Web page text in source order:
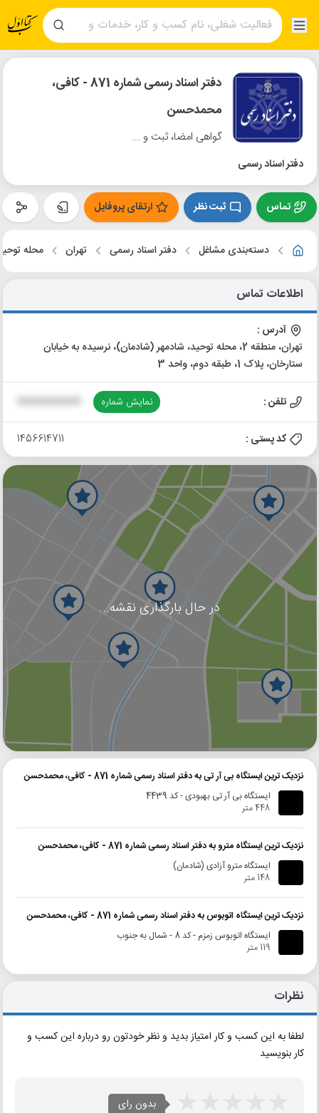
دفتر اسناد رسمی شماره 871 - کافی،
محمدحسن
گواهی امضا، ثبت و ...
دفتر اسناد رسمی
تماس ثبت نظر ارتقای پروفایل
دسته‌بندی مشاغل دفتر اسناد رسمی تهران محله
اطلاعات تماس
آدرس :
تهران، منطقه 2، محله توحید، شادمهر (شادمان)، نرسیده به خیابان
ستارخان، پلاک 1، طبقه دوم، واحد 3
تلفن : نمایش شماره
کد پستی : 1456614711
در حال بارگذاری نقشه...
گوگل
نزدیک ترین ایستگاه بی آر تی به دفتر اسناد رسمی شماره 871 - کافی، محمدحسن
ایستگاه بی آر تی بهبودی - کد 4439
448 متر
نزدیک ترین ایستگاه مترو به دفتر اسناد رسمی شماره 871 - کافی، محمدحسن
ایستگاه مترو آزادی (شادمان)
148 متر
نزدیک ترین ایستگاه اتوبوس به دفتر اسناد رسمی شماره 871 - کافی، محمدحسن
ایستگاه اتوبوس زمزم - کد 8 - شمال به جنوب
119 متر
نظرات
لطفا به این کسب و کار امتیاز بدید و نظر خودتون رو درباره این کسب و
کار بنویسید
بدون رای